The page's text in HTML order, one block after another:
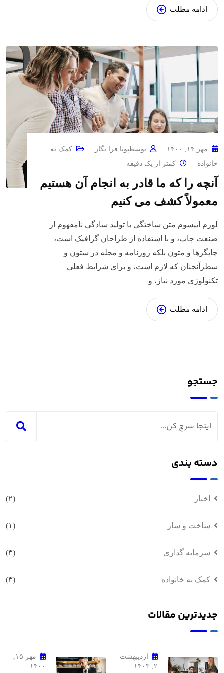
ادامه مطلب
مهر ۱۴, ۱۴۰۰ توسطپویا فرا نگار
کمک به
خانواده
کمتر از یک دقیقه
آنچه را که ما قادر به انجام آن هستیم
معمولاً کشف می کنیم
لورم ایپسوم متن ساختگی با تولید سادگی نامفهوم از
صنعت چاپ، و با استفاده از طراحان گرافیک است،
چاپگرها و متون بلکه روزنامه و مجله در ستون و
سطرآنچنان که لازم است، و برای شرایط فعلی
تکنولوژی مورد نیاز، و
ادامه مطلب
جستجو
دسته بندی
اخبار (۲)
ساخت و ساز (۱)
سرمایه گذاری (۳)
کمک به خانواده (۳)
جدیدترین مقالات
اردیبهشت
۲, ۱۴۰۳
مهر ۱۵,
۱۴۰۰